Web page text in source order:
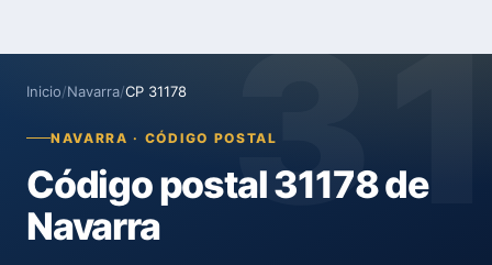
Inicio/Navarra/CP 31178
NAVARRA · CÓDIGO POSTAL
Código postal 31178 de
Navarra